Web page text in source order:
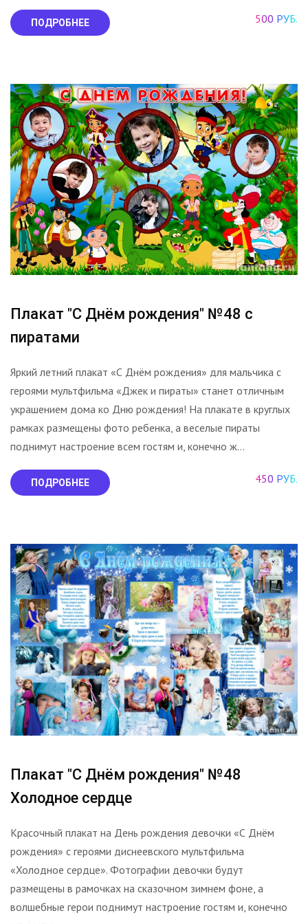
ПОДРОБНЕЕ 500 РУБ.
Плакат "С Днём рождения" №48 с
пиратами
Яркий летний плакат «С Днём рождения» для мальчика с
героями мультфильма «Джек и пираты» станет отличным
украшением дома ко Дню рождения! На плакате в круглых
рамках размещены фото ребенка, а веселые пираты
поднимут настроение всем гостям и, конечно ж...
ПОДРОБНЕЕ 450 РУБ.
Плакат "С Днём рождения" №48
Холодное сердце
Красочный плакат на День рождения девочки «С Днём
рождения» с героями диснеевского мультфильма
«Холодное сердце». Фотографии девочки будут
размещены в рамочках на сказочном зимнем фоне, а
волшебные герои поднимут настроение гостям и, конечно